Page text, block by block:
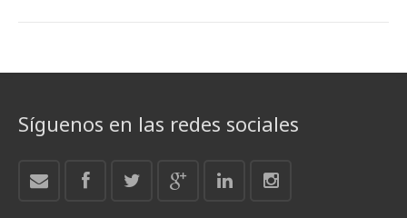
Síguenos en las redes sociales